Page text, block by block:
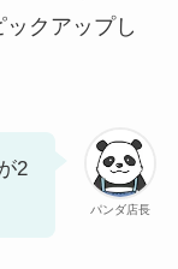
クアップし
パンダ店長
2